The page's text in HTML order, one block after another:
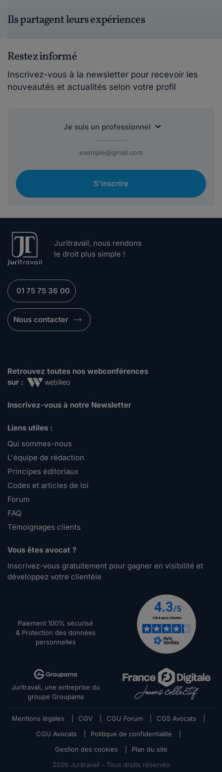
Ils partagent leurs expériences
Restez informé
Inscrivez-vous à la newsletter pour recevoir les
nouveautés et actualités selon votre profil
S'inscrire
Juritravail, nous rendons
le droit plus simple !
01 75 75 36 00
Nous contacter
Retrouvez toutes nos webconférences
sur :
Inscrivez-vous à notre Newsletter
Liens utiles :
Qui sommes-nous
L'équipe de rédaction
Principes éditoriaux
Codes et articles de loi
Forum
FAQ
Témoignages clients
Vous êtes avocat ?
Inscrivez-vous gratuitement pour gagner en visibilité et
développez votre clientèle
Paiement 100% sécurisé
& Protection des données
personnelles
Juritravail, une entreprise du
groupe Groupama
Mentions légales CGV CGU Forum CGS Avocats
CGU Avocats
Politique de confidentialité
Gestion des cookies
Plan du site
2026 Juritravail - Tous droits réservés